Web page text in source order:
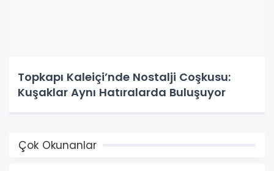
Topkapı Kaleiçi’nde Nostalji Coşkusu:
Kuşaklar Aynı Hatıralarda Buluşuyor
Çok Okunanlar